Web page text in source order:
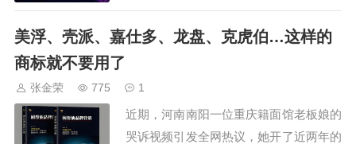
事后越有回音，他越愿意再信你一次。说
白了，老板也是从一线出来的，他宁可帮
要做销售的…
美浮、壳派、嘉仕多、龙盘、克虎伯…这样的
商标就不要用了
张金荣 775 1
近期，河南南阳一位重庆籍面馆老板娘的
哭诉视频引发全网热议，她开了近两年的